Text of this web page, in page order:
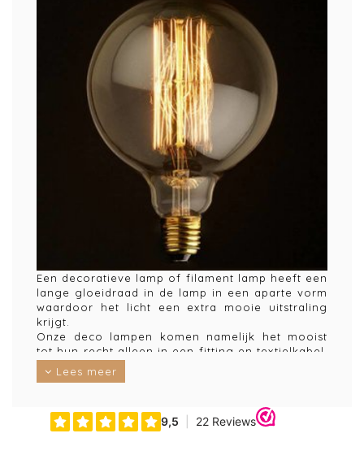
Een decoratieve lamp of filament lamp heeft een
lange gloeidraad in de lamp in een aparte vorm
waardoor het licht een extra mooie uitstraling
krijgt.
Onze deco lampen komen namelijk het mooist
tot hun recht alleen in een fitting en textielkabel,
of bijvoorbeeld in de minimalistische lampen van
Frama Copenhagen. Ook mooi in een lamp met
Houdt er wel rekening dat ondanks het hogere
wattage, dan de led en halogeenlampen, de
Lees meer